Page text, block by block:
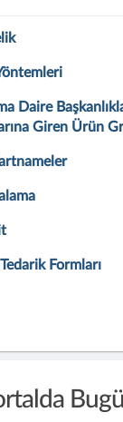
Daire
Giren Ürün
Formları